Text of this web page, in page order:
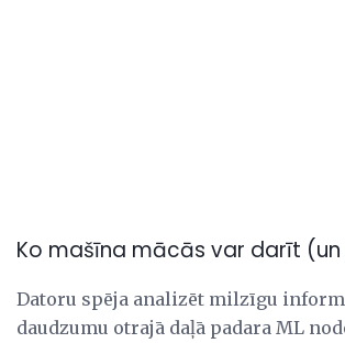
Ko mašīna mācās var darīt
Datoru spēja analizēt milzīgu
daudzumu otrajā daļā padara ML